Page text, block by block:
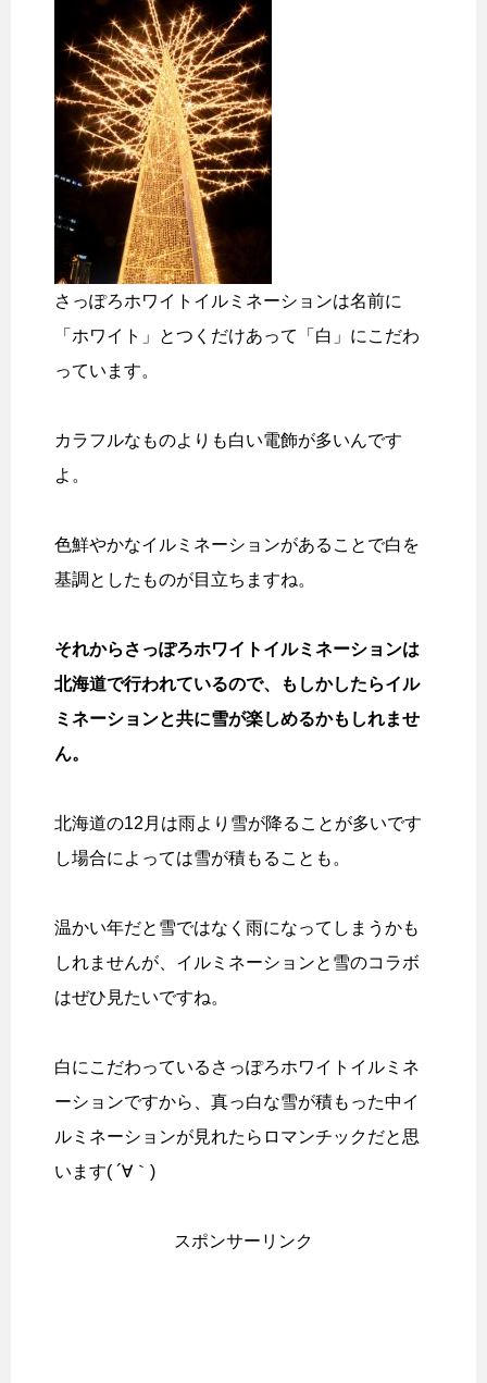
さっぽろホワイトイルミネーションは名前に
「ホワイト」とつくだけあって「白」にこだわ
っています。
カラフルなものよりも白い電飾が多いんです
よ。
色鮮やかなイルミネーションがあることで白を
基調としたものが目立ちますね。
それからさっぽろホワイトイルミネーションは
北海道で行われているので、もしかしたらイル
ミネーションと共に雪が楽しめるかもしれませ
ん。
北海道の12月は雨より雪が降ることが多いです
し場合によっては雪が積もることも。
温かい年だと雪ではなく雨になってしまうかも
しれませんが、イルミネーションと雪のコラボ
はぜひ見たいですね。
白にこだわっているさっぽろホワイトイルミネ
ーションですから、真っ白な雪が積もった中イ
ルミネーションが見れたらロマンチックだと思
います( ´∀｀)
スポンサーリンク